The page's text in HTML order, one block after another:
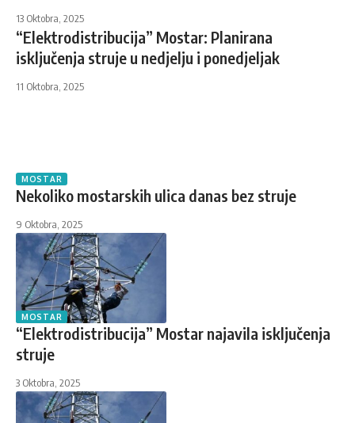
13 Oktobra, 2025
“Elektrodistribucija” Mostar: Planirana
isključenja struje u nedjelju i ponedjeljak
11 Oktobra, 2025
MOSTAR
Nekoliko mostarskih ulica danas bez struje
9 Oktobra, 2025
MOSTAR
“Elektrodistribucija” Mostar najavila isključenja
struje
3 Oktobra, 2025